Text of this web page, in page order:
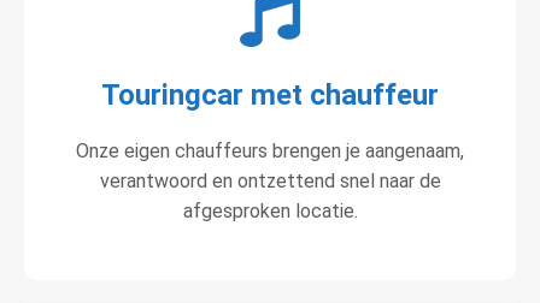
Touringcar met chauffeur
Onze eigen chauffeurs brengen je aangenaam,
verantwoord en ontzettend snel naar de
afgesproken locatie.